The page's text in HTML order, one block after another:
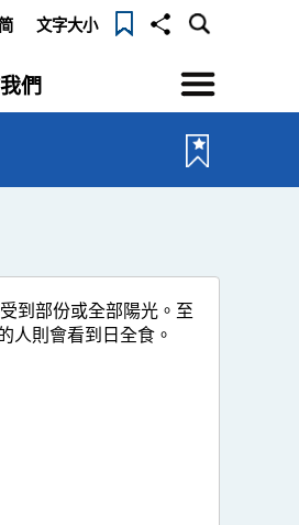
文字大小
們
選
單
到部份或全部陽光。至
人則會看到日全食。